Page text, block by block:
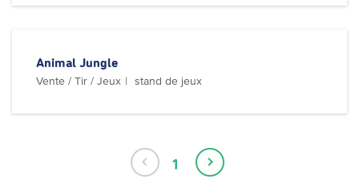
Animal Jungle
Vente / Tir / Jeux stand de jeux
Page
précédentePage
1
Page